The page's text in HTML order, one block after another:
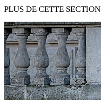
PLUS DE CETTE SECTION